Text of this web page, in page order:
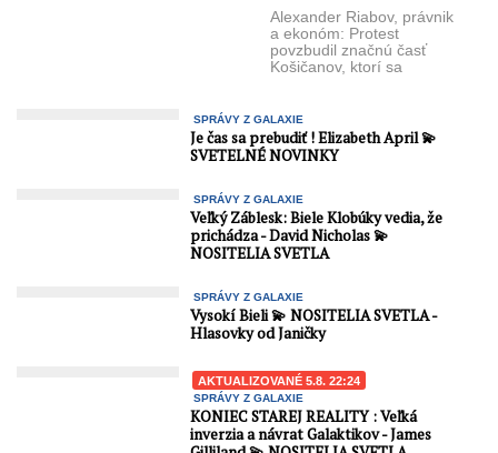
Alexander Riabov, právnik
a ekonóm: Protest
povzbudil značnú časť
Košičanov, ktorí sa
rešpektujú demokratický
výsledok volieb ...
SPRÁVY Z GALAXIE
Je čas sa prebudiť ! Elizabeth April 💫
SVETELNÉ NOVINKY
SPRÁVY Z GALAXIE
Veľký Záblesk: Biele Klobúky vedia, že
prichádza - David Nicholas 💫
NOSITELIA SVETLA
SPRÁVY Z GALAXIE
Vysokí Bieli 💫 NOSITELIA SVETLA -
Hlasovky od Janičky
AKTUALIZOVANÉ 5.8. 22:24
SPRÁVY Z GALAXIE
KONIEC STAREJ REALITY : Veľká
inverzia a návrat Galaktikov - James